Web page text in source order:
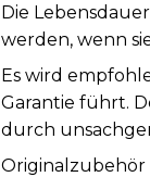
Die
werden, wenn
Es wird
Garantie führt.
durch
Originalzubehör